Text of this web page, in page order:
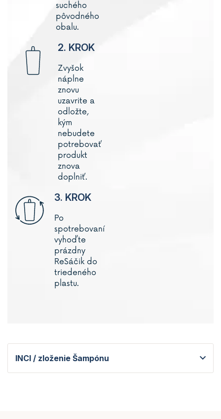
suchého
pôvodného
obalu.
2. KROK
Zvyšok
náplne
znovu
uzavrite a
odložte,
kým
nebudete
potrebovať
produkt
znova
doplniť.
3. KROK
Po
spotrebovaní
vyhoďte
prázdny
ReSáčik do
triedeného
plastu.
INCI / zloženie Šampónu